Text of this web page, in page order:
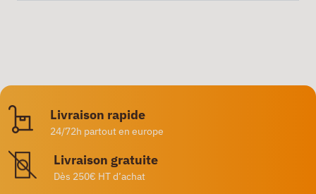
Livraison rapide
24/72h partout en europe
Livraison gratuite
Dès 250€ HT d’achat